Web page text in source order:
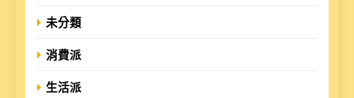
未分類
消費派
生活派